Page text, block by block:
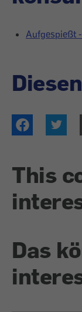
Aufgespießt
This
Das